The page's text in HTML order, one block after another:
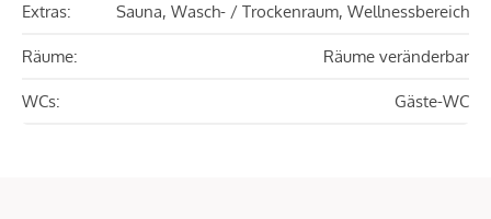
Extras: Sauna, Wasch- / Trockenraum, Wellnessbereich
Räume: Räume veränderbar
WCs: Gäste-WC